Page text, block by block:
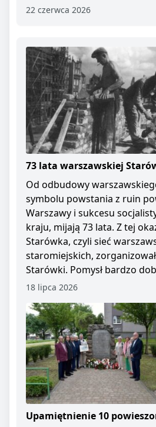
22 czerwca 2026
73 lata warszawskiej
Od odbudowy
symbolu powstania z ruin
Warszawy i sukcesu
kraju, mijają 73 lata. Z tej
Starówka, czyli sieć
staromiejskich,
Starówki. Pomysł bardzo
18 lipca 2026
Upamiętnienie 10